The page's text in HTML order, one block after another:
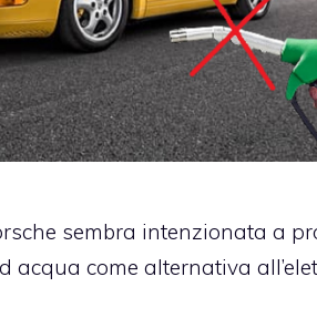
sembra intenzionata a
acqua come alternativa